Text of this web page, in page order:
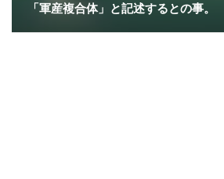
「軍産複合体」と記述するとの事。